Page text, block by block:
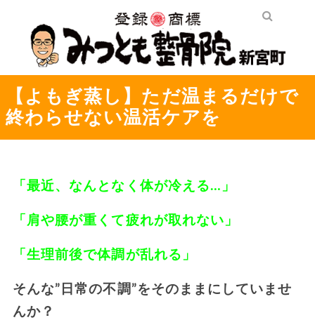
【よもぎ蒸し】ただ温まるだけで
終わらせない温活ケアを
「最近、なんとなく体が冷える…」
「肩や腰が重くて疲れが取れない」
「生理前後で体調が乱れる」
そんな”日常の不調”をそのままにしていませ
んか？